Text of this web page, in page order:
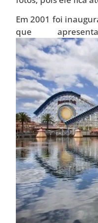
Em 2001 foi
que